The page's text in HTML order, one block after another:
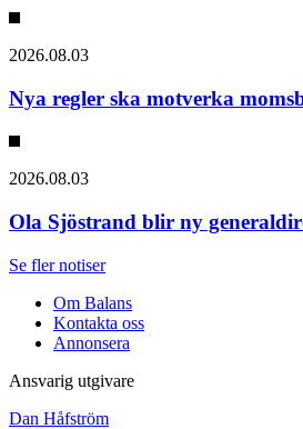
2026.08.03
Nya regler ska motverka
2026.08.03
Ola Sjöstrand blir ny
Se fler notiser
Om Balans
Kontakta oss
Annonsera
Ansvarig utgivare
Dan Håfström